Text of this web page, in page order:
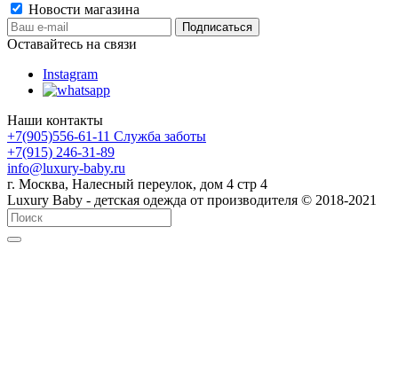
Новости магазина
Оставайтесь на связи
Instagram
Наши контакты
+7(905)556-61-11 Служба заботы
+7(915) 246-31-89
info@luxury-baby.ru
г. Москва, Налесный переулок, дом 4 стр 4
Luxury Baby - детская одежда от производителя © 2018-2021